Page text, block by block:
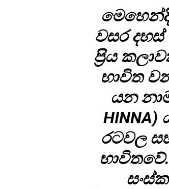
වසර
ප්‍රිය
භාවිත
යන
රට­වල